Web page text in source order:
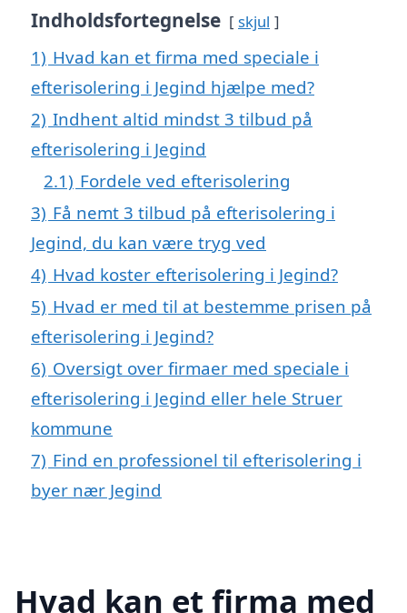
Indholdsfortegnelse skjul
1) Hvad kan et firma med speciale i
efterisolering i Jegind hjælpe med?
2) Indhent altid mindst 3 tilbud på
efterisolering i Jegind
2.1) Fordele ved efterisolering
3) Få nemt 3 tilbud på efterisolering i
Jegind, du kan være tryg ved
4) Hvad koster efterisolering i Jegind?
5) Hvad er med til at bestemme prisen på
efterisolering i Jegind?
6) Oversigt over firmaer med speciale i
efterisolering i Jegind eller hele Struer
kommune
7) Find en professionel til efterisolering i
byer nær Jegind
Hvad kan et firma med